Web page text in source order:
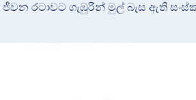
රටාවට ගැඹුරින් මුල් බැස ඇති